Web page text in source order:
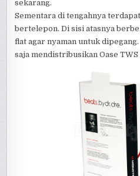
sekarang.
Sementara di tengahnya
bertelepon. Di sisi atasnya
flat agar nyaman untuk
saja mendistribusikan Oase TWS